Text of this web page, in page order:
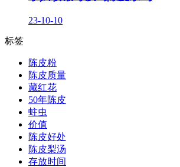
23-10-10
标签
陈皮粉
陈皮质量
藏红花
50年陈皮
蛀虫
价值
陈皮好处
陈皮梨汤
存放时间